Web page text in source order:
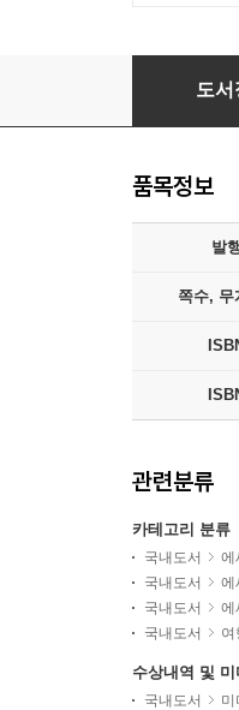
제주에서
도서
품목정보
발
쪽수, 무
관련분류
카테고리 분류
국내도서 에
국내도서
에
국내도서
에
국내도서
여
수상내역 및
국내도서 미